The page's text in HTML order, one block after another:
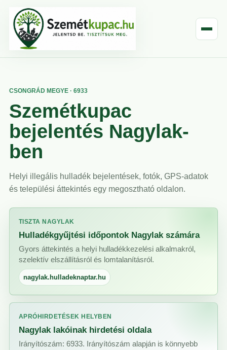
CSONGRÁD MEGYE · 6933
Szemétkupac
bejelentés Nagylak-
ben
Helyi illegális hulladék bejelentések, fotók, GPS-adatok
és települési áttekintés egy megosztható oldalon.
TISZTA NAGYLAK
Hulladékgyűjtési időpontok Nagylak számára
Gyors áttekintés a helyi hulladékkezelési alkalmakról,
szelektív elszállításról és lomtalanításról.
nagylak.hulladeknaptar.hu
APRÓHIRDETÉSEK HELYBEN
Nagylak lakóinak hirdetési oldala
Irányítószám: 6933. Irányítószám alapján is könnyebb